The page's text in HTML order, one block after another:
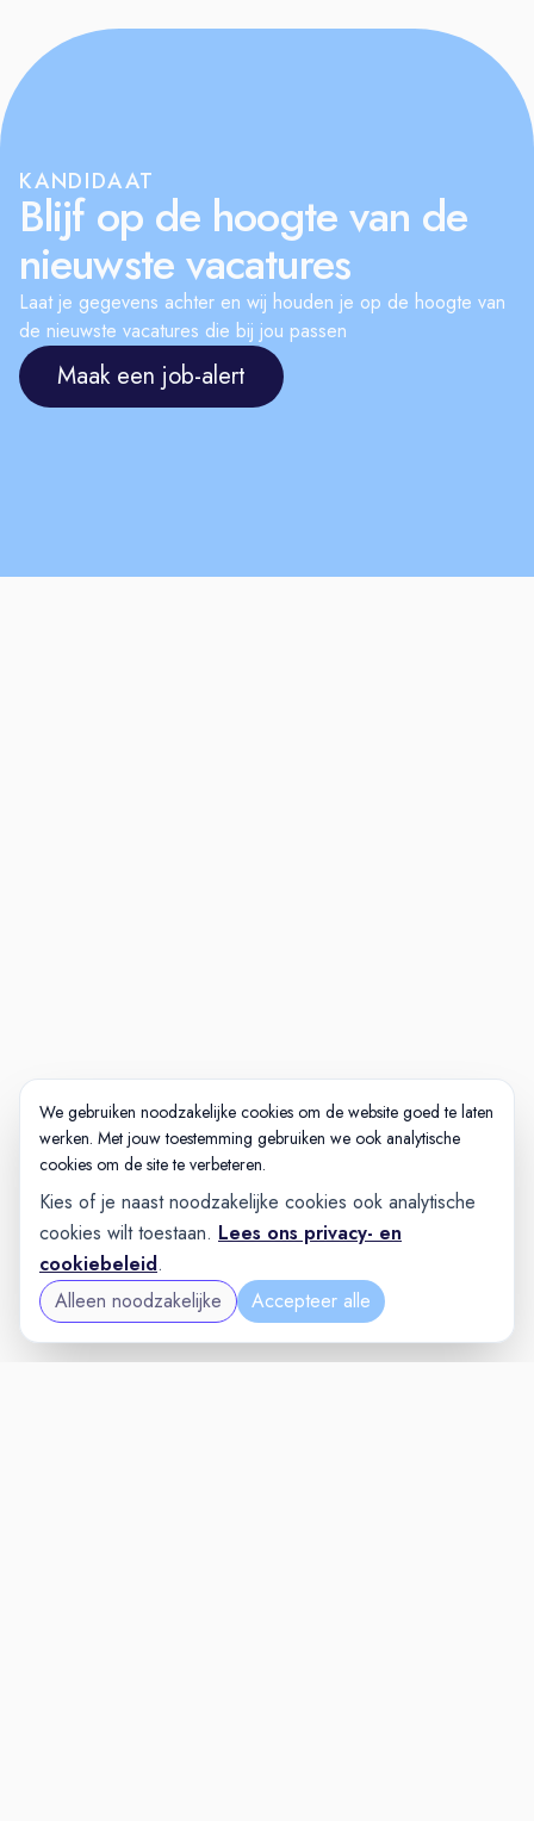
KANDIDAAT
Blijf op de hoogte van de
nieuwste vacatures
Laat je gegevens achter en wij houden je op de hoogte van
de nieuwste vacatures die bij jou passen
Maak een job-alert
We gebruiken noodzakelijke cookies om de website goed te laten
werken. Met jouw toestemming gebruiken we ook analytische
cookies om de site te verbeteren.
Kies of je naast noodzakelijke cookies ook analytische
cookies wilt toestaan. Lees ons privacy- en
cookiebeleid.
Alleen noodzakelijke
Accepteer alle